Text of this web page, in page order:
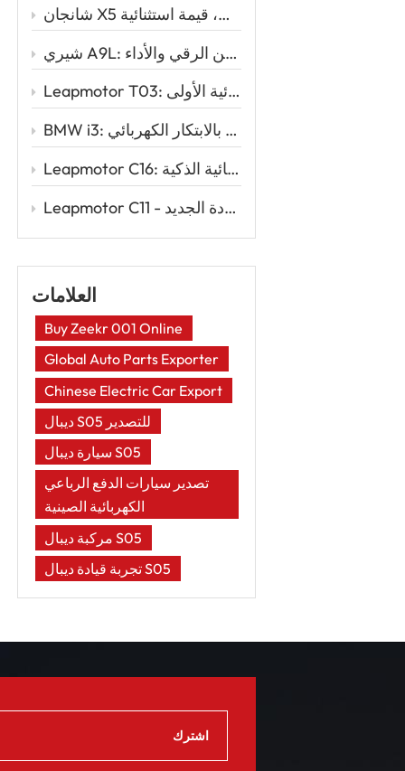
شانجان X5 بلس: تصميم رياضي، أداء قوي، قيمة استثنائية
شيري A9L: المزيج المثالي بين الرقي والأداء
Leapmotor T03: السيارة الكهربائية الذكية للقيادة الكهربائية الأولى
BMW i3: الأناقة الحضرية تلتقي بالابتكار الكهربائي
Leapmotor C16: إعادة تعريف السفر العائلي مع قوة السيارات الكهربائية الذكية
Leapmotor C11 - سيارة رياضية متعددة الاستخدامات كهربائية ذكية لعصر القيادة الجديد
العلامات
Buy Zeekr 001 Online
Global Auto Parts Exporter
Chinese Electric Car Export
ديبال S05 للتصدير
سيارة ديبال S05
تصدير سيارات الدفع الرباعي
الكهربائية الصينية
مركبة ديبال S05
تجربة قيادة ديبال S05